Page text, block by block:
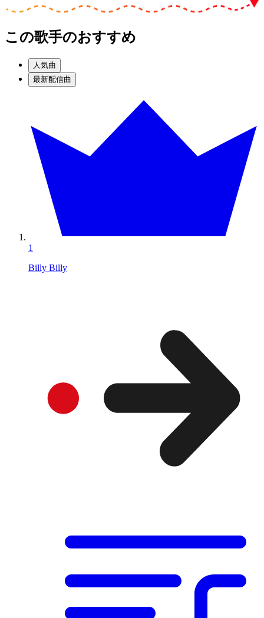
この歌手のおすすめ
人気曲
最新配信曲
1
Billy Billy